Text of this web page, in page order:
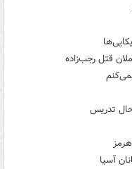
قتل رجب‌زاده
حال تدریس
آسیا